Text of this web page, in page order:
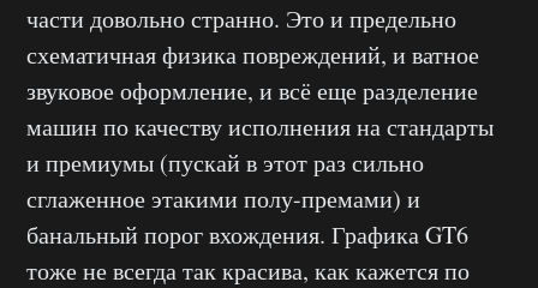
части довольно странно. Это и предельно
схематичная физика повреждений, и ватное
звуковое оформление, и всё еще разделение
машин по качеству исполнения на стандарты
и премиумы (пускай в этот раз сильно
сглаженное этакими полу-премами) и
банальный порог вхождения. Графика GT6
тоже не всегда так красива, как кажется по